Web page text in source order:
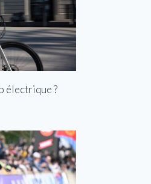
électrique ?